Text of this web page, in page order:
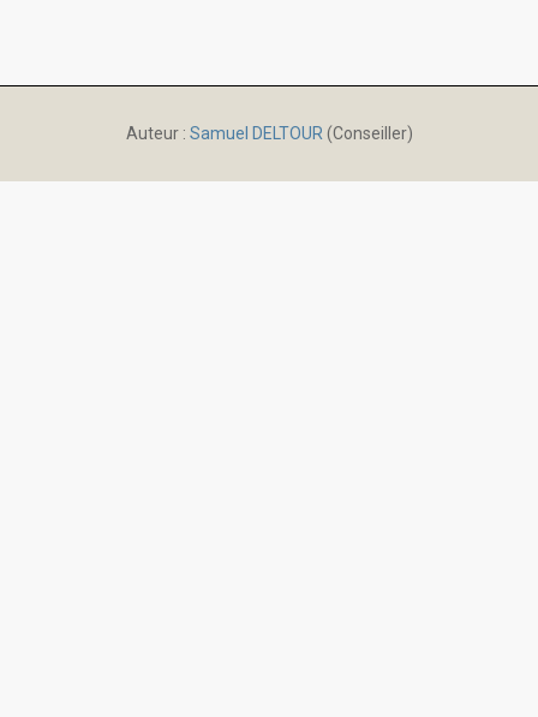
Auteur : Samuel DELTOUR (Conseiller)